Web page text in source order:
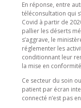
En réponse, entre
téléconsultation qui
Covid à partir de
pallier les déserts
s’aggrave, le
réglementer les
conditionnant leur
la mise en
Ce secteur du soin
patient par écran
connecté n’est pas